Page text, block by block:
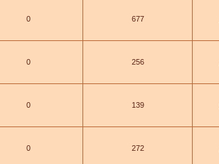
0 677
0 256
0 139
0 272